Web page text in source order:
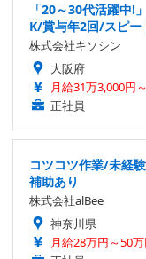
「20～30代活躍中!
K/賞与年2回/スピー
株式会社キソシン
大阪府
月給31万3,000円
正社員
コツコツ作業/未経
補助あり
株式会社alBee
神奈川県
月給28万円～50